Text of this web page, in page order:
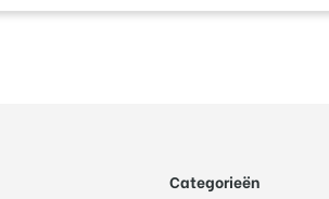
Categorieën